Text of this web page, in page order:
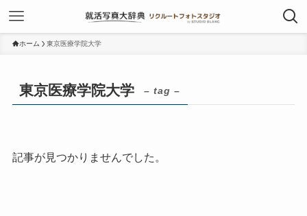
ホーム 東京医療学院大学
東京医療学院大学 – tag –
記事が見つかりませんでした。